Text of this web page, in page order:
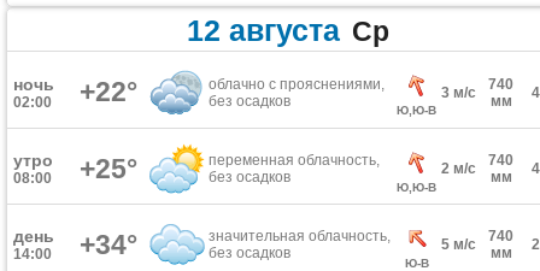
12 августа Ср
ночь
02:00 +22°
облачно с прояснениями,
без осадков
Ю,Ю-В
3 м/с
740
мм
утро
08:00 +25°
переменная облачность,
без осадков
Ю,Ю-В
2 м/с
740
мм
день
14:00 +34°
значительная облачность,
без осадков
Ю-В
5 м/с
740
мм